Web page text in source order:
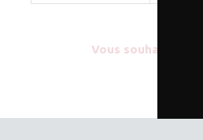
Vous souhaitez